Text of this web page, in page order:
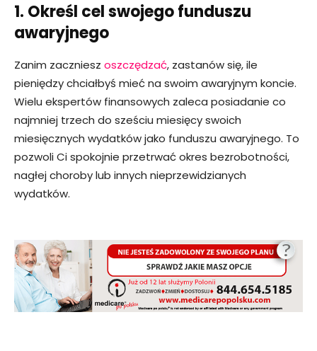
1. Określ cel swojego funduszu
awaryjnego
Zanim zaczniesz oszczędzać, zastanów się, ile
pieniędzy chciałbyś mieć na swoim awaryjnym koncie.
Wielu ekspertów finansowych zaleca posiadanie co
najmniej trzech do sześciu miesięcy swoich
miesięcznych wydatków jako funduszu awaryjnego. To
pozwoli Ci spokojnie przetrwać okres bezrobotności,
nagłej choroby lub innych nieprzewidzianych
wydatków.